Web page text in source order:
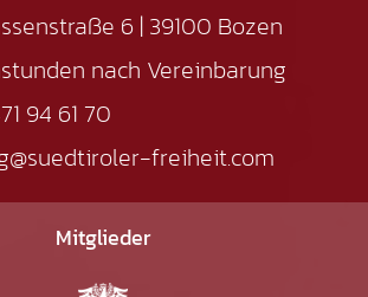
6 | 39100 Bozen
nach Vereinbarung
94 61 70
freiheit.com
Mitglieder